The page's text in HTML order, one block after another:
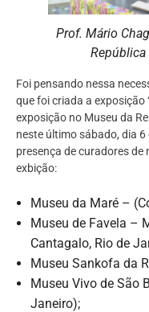
Prof. Mário
Foi pensando nessa
que foi criada a exposição
exposição no Museu da
neste último sábado, dia
presença de curadores de
exbição:
Museu da Maré –
Museu de Favela –
Cantagalo, Rio de
Museu Sankofa da
Museu Vivo de São
Janeiro);